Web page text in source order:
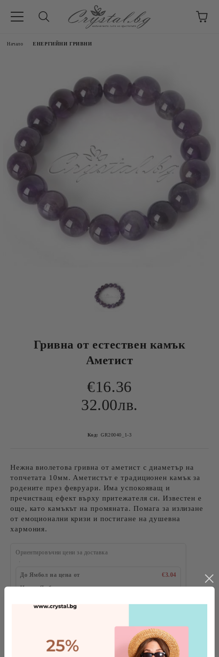
Начало ЕНЕРГИЙНИ ГРИВНИ
Гривна от естествен камък
Аметист
€16.36
32.00лв.
Код: GR20040_1-3
Нежна виолетова гривна от аметист с диаметър на
топчетата 10мм. Аметистът е традиционен камък за
родените през февруари. Има успокояващ и
пречистващ ефект върху притежателя си. Известен е
още, като камъкът на промяната. Помага за излизане
от емоционални кризи и постигане на душевна
хармония.
Ориентировъчни цени за доставка
До Ямбол на цена от
€3.04
Извън Ямбол на цена от